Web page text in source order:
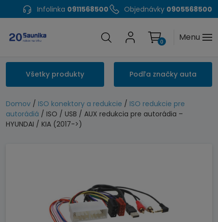
Infolinka 0911568500 Objednávky 0905568500
Menu
0
Všetky produkty Podľa značky auta
Domov / ISO konektory a redukcie / ISO redukcie pre
autorádiá / ISO / USB / AUX redukcia pre autorádia –
HYUNDAI / KIA (2017->)